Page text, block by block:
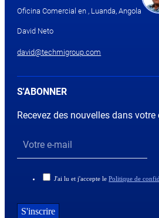
Oficina Comercial en , Luanda, Angola
David Neto
david@techmigroup.com
S'ABONNER
Recevez des nouvelles dans votre
J'ai lu et j'accepte lePolitique de
S'inscrire